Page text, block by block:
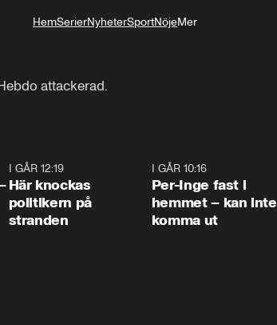
HemSerierNyheterSportNöjeMer
attackerad.
I GÅR 12:19
Här knockas
politikern på
stranden
I GÅR 10:16
Per-Inge fast i
hemmet – kan inte
komma ut